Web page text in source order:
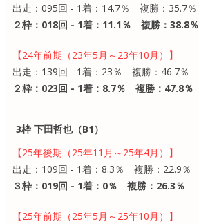
出走：095回 - 1着：14.7％ 複勝：35.7％
２枠：018回 - 1着：11.1％ 複勝：38.8％
【24年前期（23年5月～23年10月）】
出走：139回 - 1着：23％ 複勝：46.7％
２枠：023回 - 1着：8.7％ 複勝：47.8％
3枠 下田哲也（B1）
【25年後期（25年11月～25年4月）】
出走：109回 - 1着：8.3％ 複勝：22.9％
３枠：019回 - 1着：0％ 複勝：26.3％
【25年前期（25年5月～25年10月）】